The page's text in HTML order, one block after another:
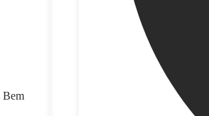
Bem